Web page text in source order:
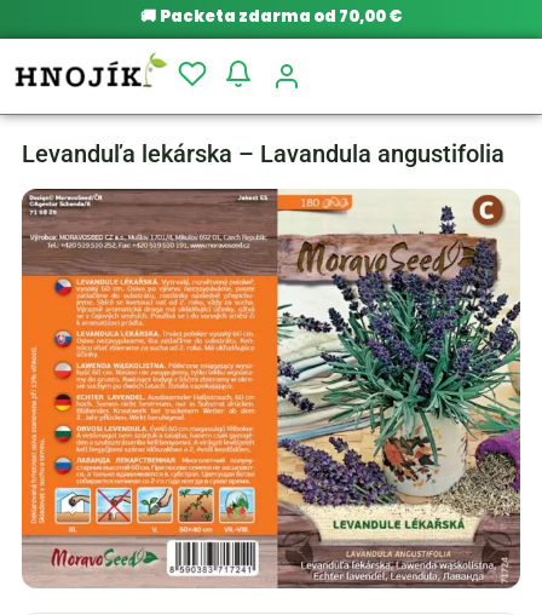
🚚 Packeta zdarma od 70,00 €
Levanduľa lekárska – Lavandula angustifolia